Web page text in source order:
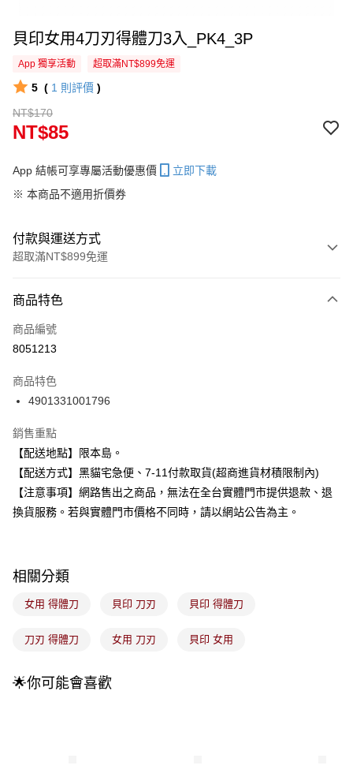
貝印女用4刀刃得體刀3入_PK4_3P
App 獨享活動 超取滿NT$899免運
5 ( 1 則評價 )
NT$170
NT$85
App 結帳可享專屬活動優惠價
立即下載
※ 本商品不適用折價券
付款與運送方式
超取滿NT$899免運
信用卡一次付款
信用卡分期付款
合作金庫商業銀行
華南商業銀行
國泰世華商業銀行
臺灣中小企業銀行
匯豐（台灣）商業銀行
華泰商業銀行
聯邦商業銀行
遠東國際商業銀行
元大商業銀行
永豐商業銀行
Apple Pay
街口支付
悠遊付
全盈+PAY
大哥付你分期
【大哥付你分期使用說明】
流程，驗證手機門號後，選擇欲分期的期數、繳款截止日，確認付款後即完
成交易。
ATM付款
運送方式
商品特色
商品編號
8051213
商品特色
4901331001796
銷售重點
【配送地點】限本島。
【配送方式】黑貓宅急便、7-11付款取貨(超商進貨材積限制內)
【注意事項】網路售出之商品，無法在全台實體門市提供退款、退
換貨服務。若與實體門市價格不同時，請以網站公告為主。
相關分類
女用 得體刀 貝印 刀刃 貝印 得體刀
刀刃 得體刀 女用 刀刃 貝印 女用
🌟你可能會喜歡